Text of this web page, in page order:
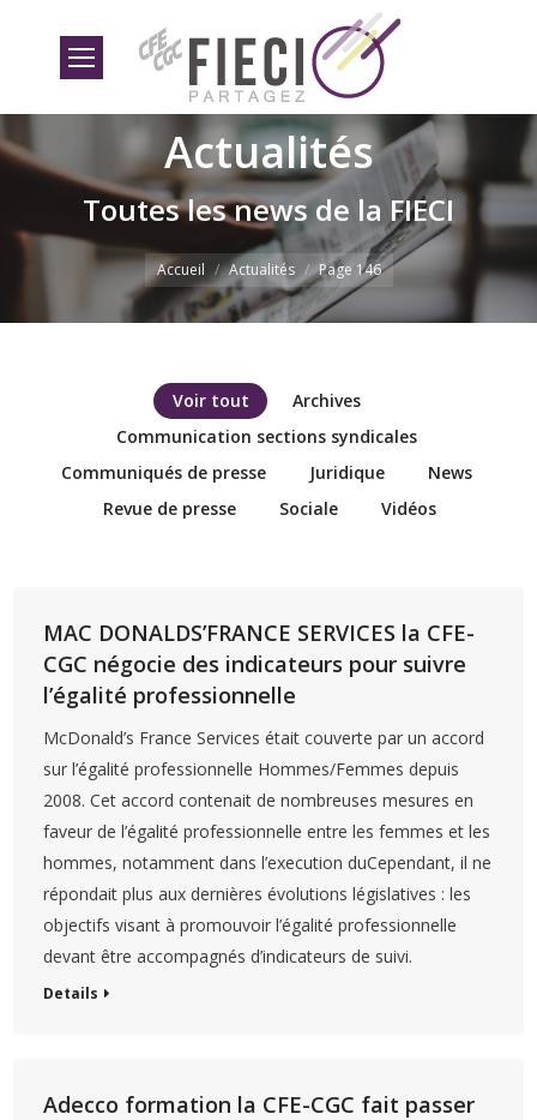
Actualités
Toutes les news de la FIECI
Vous êtes ici
Accueil Actualités Page 146
Voir tout
Archives
Communication sections syndicales
Communiqués de presse
Juridique
News
Revue de presse
Sociale Vidéos
MAC DONALDS’FRANCE SERVICES la CFE-
CGC négocie des indicateurs pour suivre
l’égalité professionnelle
McDonald’s France Services était couverte par un accord
sur l’égalité professionnelle Hommes/Femmes depuis
2008. Cet accord contenait de nombreuses mesures en
faveur de l’égalité professionnelle entre les femmes et les
hommes, notamment dans l’execution duCependant, il ne
répondait plus aux dernières évolutions législatives : les
objectifs visant à promouvoir l’égalité professionnelle
devant être accompagnés d’indicateurs de suivi.
Details
Adecco formation la CFE-CGC fait passer